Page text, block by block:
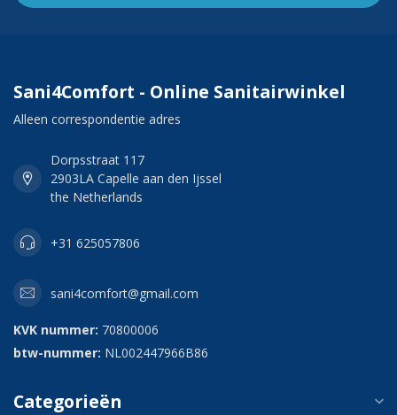
Sani4Comfort - Online Sanitairwinkel
Alleen correspondentie adres
Dorpsstraat 117
2903LA Capelle aan den Ijssel
the Netherlands
+31 625057806
sani4comfort@gmail.com
KVK nummer: 70800006
btw-nummer: NL002447966B86
Categorieën